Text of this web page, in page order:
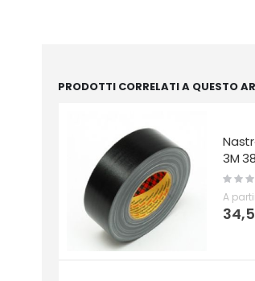
PRODOTTI CORRELATI A QUESTO
3M
0%
A